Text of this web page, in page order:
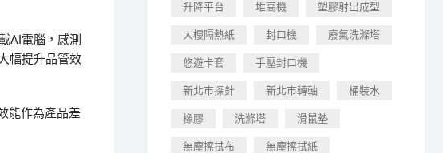
AI電腦，感測
幅提升品管效
能作為產品差
升降平台 堆高機 塑膠射出成型
大樓隔熱紙 封口機 廢氣洗滌塔
悠遊卡套 手壓封口機
新北市探針 新北市轉軸 桶裝水
橡膠 洗滌塔 滑鼠墊
無塵擦拭布 無塵擦拭紙